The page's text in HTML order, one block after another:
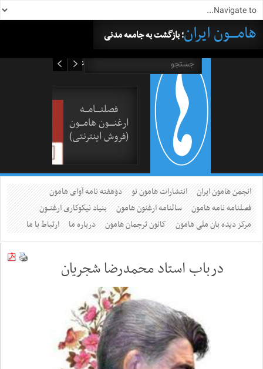
هامــــون ایران؛ بازگشت به جامعه مدنی
فصلنــــامـــه
ارغنــــون هامـــون
(فروش اینترنتی)
انجمن هامون ایران انتشارات هامون نو
دوهفته نامه آوای هامون
فصلنامه نامه هامون
سالنامه ارغنون هامون
بنیاد نیکوکاری ارغنــون
مرکز دیده بان ملی هامون
کانون ترجمان هامون درباره ما ارتباط با ما
درباب استاد محمدرضا شجریان